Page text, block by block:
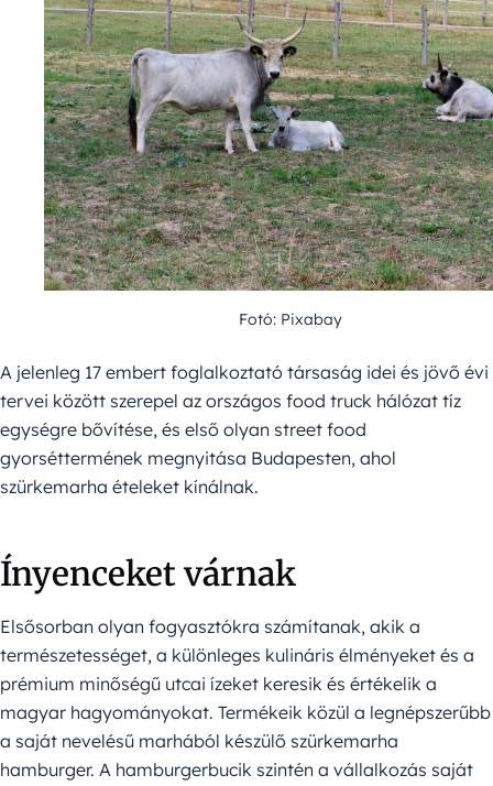
Fotó: Pixabay
A jelenleg 17 embert foglalkoztató társaság idei és jövő évi
tervei között szerepel az országos food truck hálózat tíz
egységre bővítése, és első olyan street food
gyorséttermének megnyitása Budapesten, ahol
szürkemarha ételeket kínálnak.
Ínyenceket várnak
Elsősorban olyan fogyasztókra számítanak, akik a
természetességet, a különleges kulináris élményeket és a
prémium minőségű utcai ízeket keresik és értékelik a
magyar hagyományokat. Termékeik közül a legnépszerűbb
a saját nevelésű marhából készülő szürkemarha
hamburger. A hamburgerbucik szintén a vállalkozás saját